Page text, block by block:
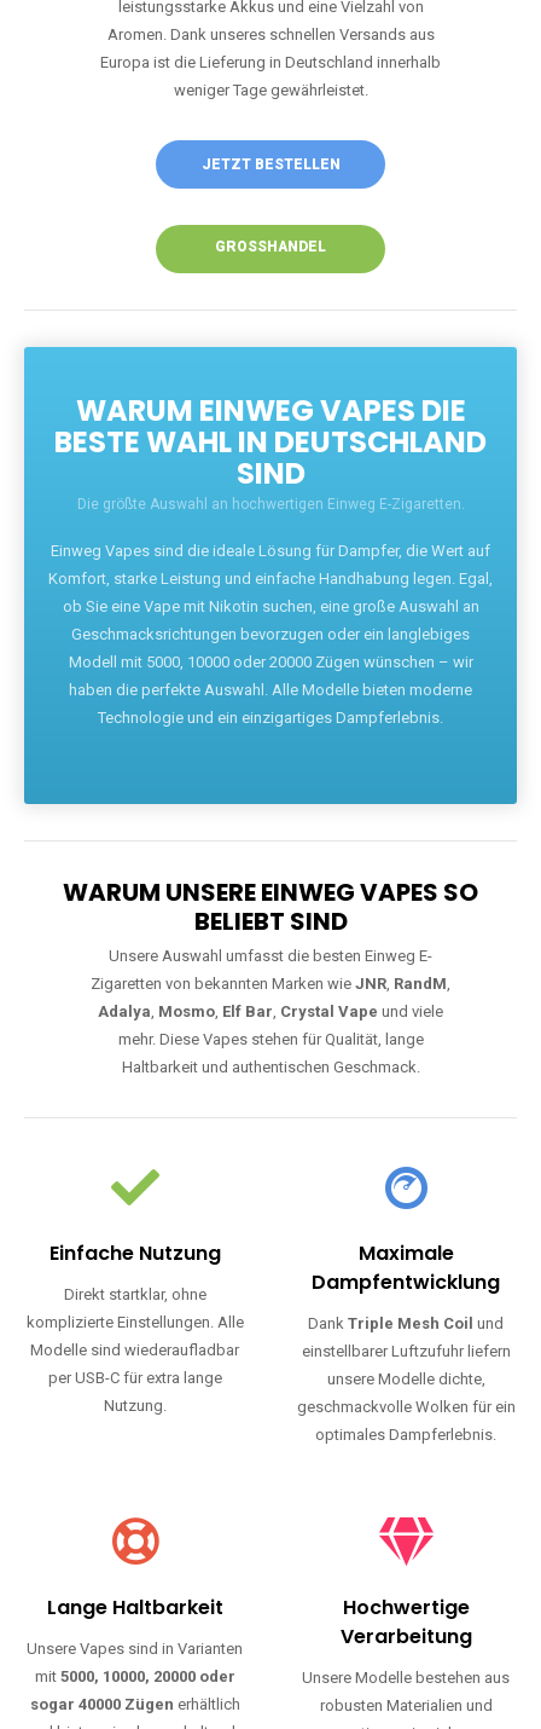
leistungsstarke Akkus und eine Vielzahl von
Aromen. Dank unseres schnellen Versands aus
Europa ist die Lieferung in Deutschland innerhalb
weniger Tage gewährleistet.
WARUM EINWEG VAPES DIE
BESTE WAHL IN DEUTSCHLAND
SIND
Die größte Auswahl an hochwertigen Einweg E-Zigaretten.
Einweg Vapes sind die ideale Lösung für Dampfer, die Wert auf
Komfort, starke Leistung und einfache Handhabung legen. Egal,
ob Sie eine Vape mit Nikotin suchen, eine große Auswahl an
Geschmacksrichtungen bevorzugen oder ein langlebiges
Modell mit 5000, 10000 oder 20000 Zügen wünschen – wir
haben die perfekte Auswahl. Alle Modelle bieten moderne
Technologie und ein einzigartiges Dampferlebnis.
WARUM UNSERE EINWEG VAPES SO
BELIEBT SIND
Unsere Auswahl umfasst die besten Einweg E-
Zigaretten von bekannten Marken wie JNR, RandM,
Adalya, Mosmo, Elf Bar , Crystal Vape und viele
mehr. Diese Vapes stehen für Qualität, lange
Haltbarkeit und authentischen Geschmack.
Einfache Nutzung
Direkt startklar, ohne
komplizierte Einstellungen. Alle
Modelle sind wiederaufladbar
per USB-C für extra lange
Nutzung.
Maximale
Dampfentwicklung
Dank Triple Mesh Coil und
einstellbarer Luftzufuhr liefern
unsere Modelle dichte,
geschmackvolle Wolken für ein
optimales Dampferlebnis.
Lange Haltbarkeit
Unsere Vapes sind in Varianten
mit 5000, 10000, 20000 oder
sogar 40000 Zügen erhältlich
Hochwertige
Verarbeitung
Unsere Modelle bestehen aus
robusten Materialien und